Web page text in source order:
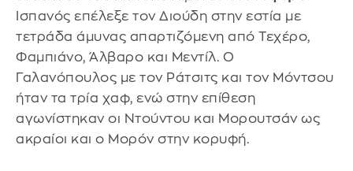
Ισπανός επέλεξε τον Διούδη στην εστία με
τετράδα άμυνας απαρτιζόμενη από Τεχέρο,
Φαμπιάνο, Άλβαρο και Μεντίλ. Ο
Γαλανόπουλος με τον Ράτσιτς και τον Μόντσου
ήταν τα τρία χαφ, ενώ στην επίθεση
αγωνίστηκαν οι Ντούντου και Μορουτσάν ως
ακραίοι και ο Μορόν στην κορυφή.